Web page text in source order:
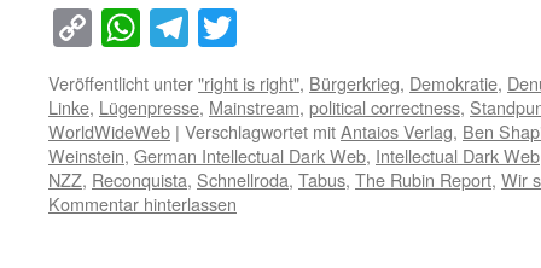
Copy
Link
WhatsApp
Telegram
Veröffentlicht unter"right is right", Bürgerkrieg, Demokratie,
Linke, Lügenpresse, Mainstream, political correctness,
WorldWideWeb | Verschlagwortet mitAntaios Verlag, Ben
Weinstein, German Intellectual Dark Web, Intellectual Dark Web
NZZ, Reconquista, Schnellroda, Tabus, The Rubin Report, Wir
Kommentar hinterlassen